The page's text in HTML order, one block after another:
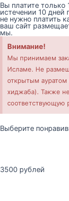
Вы платите только
истечении 10 дней
не нужно платить
ваш сайт
мы.
Внимание!
Мы принимаем
Исламе. Не
открытым ауратом
хиджаба). Также
соответствующую
Выберите
3500 рублей